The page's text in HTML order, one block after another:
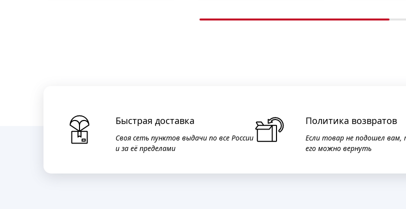
Быстрая доставка
Своя сеть пунктов выдачи по все России
и за её пределами
Политика возвратов
Если товар не подошел вам,
его можно вернуть